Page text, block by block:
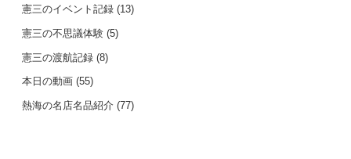
憲三のイベント記録 (13)
憲三の不思議体験 (5)
憲三の渡航記録 (8)
本日の動画 (55)
熱海の名店名品紹介 (77)